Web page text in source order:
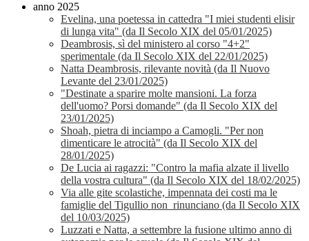
anno 2025
Evelina, una poetessa in cattedra "I miei studenti elisir
di lunga vita" (da Il Secolo XIX del 05/01/2025)
Deambrosis, sì del ministero al corso "4+2"
sperimentale (da Il Secolo XIX del 22/01/2025)
Natta Deambrosis, rilevante novità (da Il Nuovo
Levante del 23/01/2025)
"Destinate a sparire molte mansioni. La forza
dell'uomo? Porsi domande" (da Il Secolo XIX del
23/01/2025)
Shoah, pietra di inciampo a Camogli. "Per non
dimenticare le atrocità" (da Il Secolo XIX del
28/01/2025)
De Lucia ai ragazzi: "Contro la mafia alzate il livello
della vostra cultura" (da Il Secolo XIX del 18/02/2025)
Via alle gite scolastiche, impennata dei costi ma le
famiglie del Tigullio non rinunciano (da Il Secolo XIX
del 10/03/2025)
Luzzati e Natta, a settembre la fusione ultimo anno di